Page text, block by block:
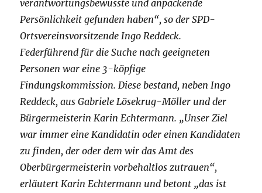
verantwortungsbewusste und anpackende
Persönlichkeit gefunden haben“, so der SPD-
Ortsvereinsvorsitzende Ingo Reddeck.
Federführend für die Suche nach geeigneten
Personen war eine 3-köpfige
Findungskommission. Diese bestand, neben Ingo
Reddeck, aus Gabriele Lösekrug-Möller und der
Bürgermeisterin Karin Echtermann. „Unser Ziel
war immer eine Kandidatin oder einen Kandidaten
zu finden, der oder dem wir das Amt des
Oberbürgermeisterin vorbehaltlos zutrauen“,
erläutert Karin Echtermann und betont „das ist